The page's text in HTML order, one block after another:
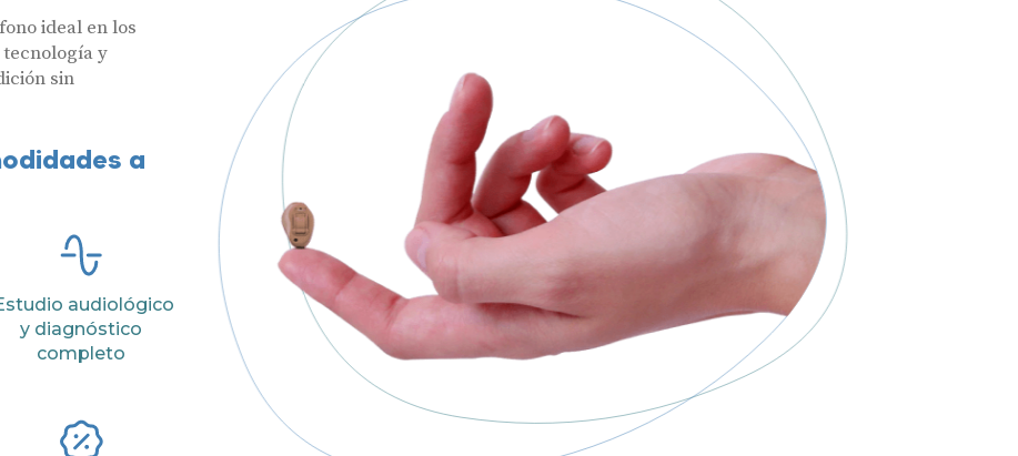
ideal en los
tecnología y
sin
a
audiológico
y diagnóstico
completo
Audífonos
Gafas auditivas
Centros Auditivos
Servicios
Ayudas y subvenciones
Hasta un 60% de descuento en tus audífonos
Nombre E-mail
Acepto recibir comunicaciones comerciales por parte de Miaudífono y sus colaboradores según se detalla en